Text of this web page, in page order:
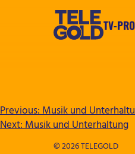
TV-
Previous:Musik und
Next:Musik und Unterhaltung
© 2026 TELEGOLD